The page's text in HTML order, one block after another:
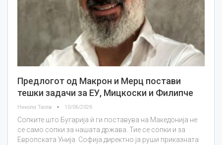
Предлогот од Макрон и Мерц постави
тешки задачи за ЕУ, Мицкоски и Филипче
Никола Тасев 10/06/2026
Сопките што Бугарија ѝ ги поставува на Македонија не
се само сопки за нашата држава. Тие се сопки и за
Европската Унија. Софија директно ја руши приказната